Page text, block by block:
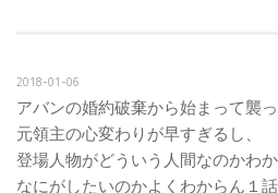
2018-01-06
アバンの婚約破棄から始まって襲っ
元領主の心変わりが早すぎるし、
登場人物がどういう人間なのかわ
なにがしたいのかよくわからん１